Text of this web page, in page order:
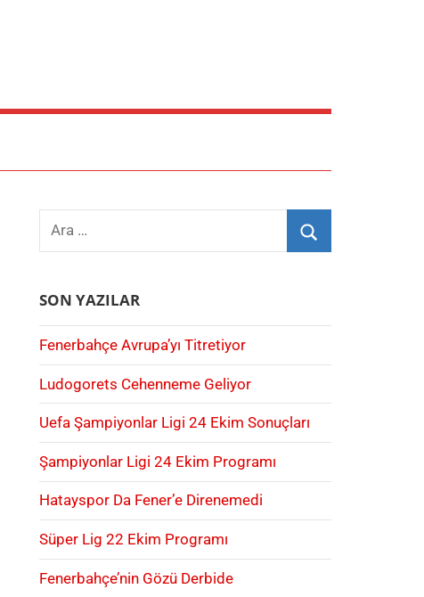
Search
SON YAZILAR
Fenerbahçe Avrupa’yı Titretiyor
Ludogorets Cehenneme Geliyor
Uefa Şampiyonlar Ligi 24 Ekim Sonuçları
Şampiyonlar Ligi 24 Ekim Programı
Hatayspor Da Fener’e Direnemedi
Süper Lig 22 Ekim Programı
Fenerbahçe’nin Gözü Derbide